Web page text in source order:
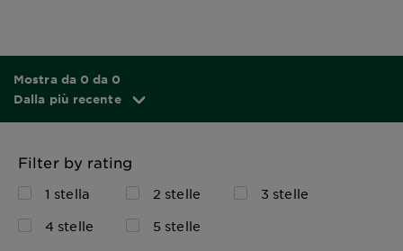
Mostra da 0 da 0
Dalla più recente
Filter by rating
1 stella 2 stelle
3 stelle
4 stelle
5 stelle